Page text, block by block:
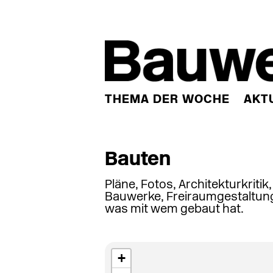
THEMA DER WOCHE
Bauten
Pläne, Fotos,
Bauwerke,
was mit wem gebaut hat.
+